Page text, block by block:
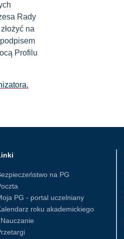
Rady
na
Profilu
na PG
PG - portal uczelniany
roku akademickiego